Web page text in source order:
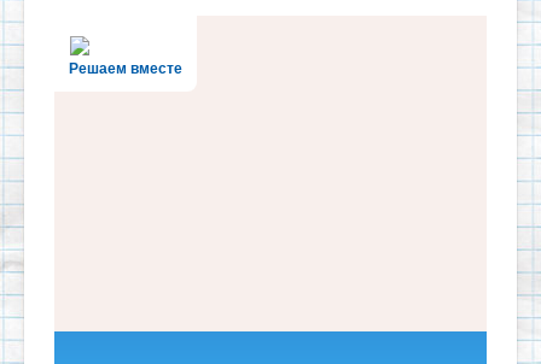
Решаем вместе